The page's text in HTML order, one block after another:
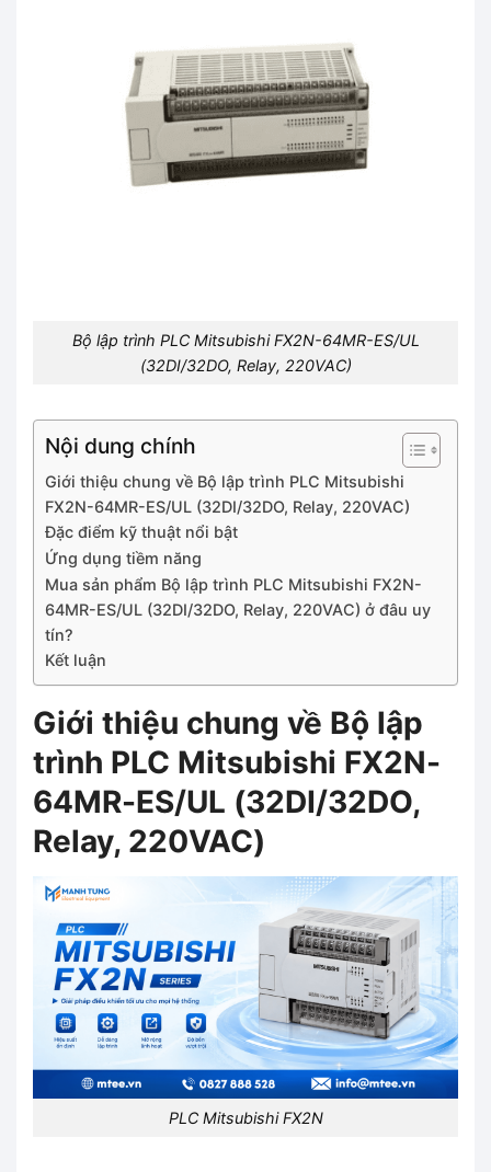
Bộ lập trình PLC Mitsubishi FX2N-64MR-ES/UL
(32DI/32DO, Relay, 220VAC)
Nội dung chính
Giới thiệu chung về Bộ lập trình PLC Mitsubishi
FX2N-64MR-ES/UL (32DI/32DO, Relay, 220VAC)
Đặc điểm kỹ thuật nổi bật
Ứng dụng tiềm năng
Mua sản phẩm Bộ lập trình PLC Mitsubishi FX2N-
64MR-ES/UL (32DI/32DO, Relay, 220VAC) ở đâu uy
tín?
Kết luận
Giới thiệu chung về Bộ lập
trình PLC Mitsubishi FX2N-
64MR-ES/UL (32DI/32DO,
Relay, 220VAC)
PLC Mitsubishi FX2N